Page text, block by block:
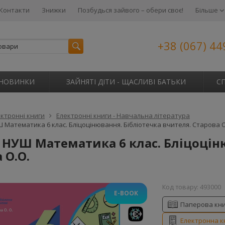
Знижки Позбудься зайвого – обери своє! Більше
+38 (067)
ЗАЙНЯТІ ДІТИ - ЩАСЛИВІ БАТЬКИ
книги
Електронні книги - Навчальна література
Математика 6 клас. Бліцоцінювання. Бібліотечка вчителя. Старова
НУШ Математика 6 клас.
О.О.
E-BOOK
Код товару: 493000
Паперова
Електронна